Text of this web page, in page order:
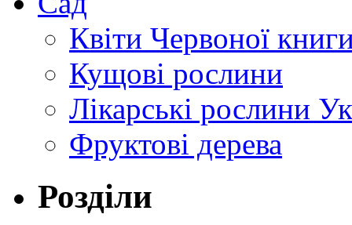
Квіти Червоної
Кущові рослини
Лікарські рослини
Фруктові дерева
Розділи